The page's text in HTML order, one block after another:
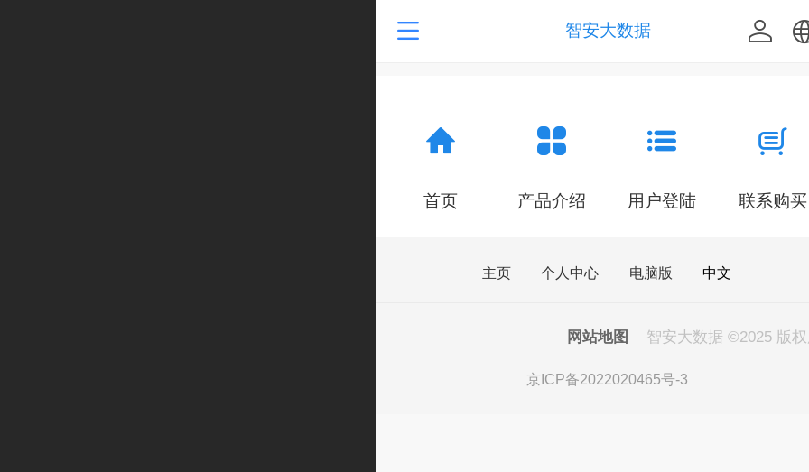
智安大数据
English
繁体
首页 产品介绍 用户登陆 联系购买
主页 个人中心 电脑版 中文
网站地图 ‍ 智安大数据 ©2025 版
京ICP备2022020465号-3